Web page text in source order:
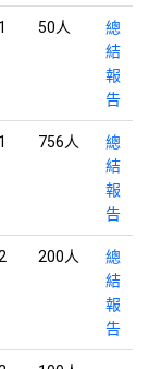
50人
總
結
報
告
756人
總
結
報
告
200人
總
結
報
告